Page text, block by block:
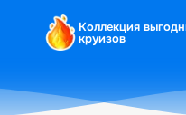
Коллекция
круизов